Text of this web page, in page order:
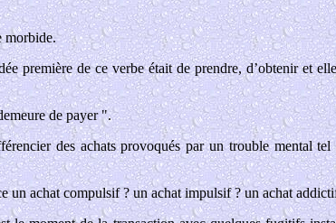
morbide.
première de ce verbe était de prendre, d’obtenir et
de payer ".
des achats provoqués par un trouble mental
achat compulsif ? un achat impulsif ? un achat